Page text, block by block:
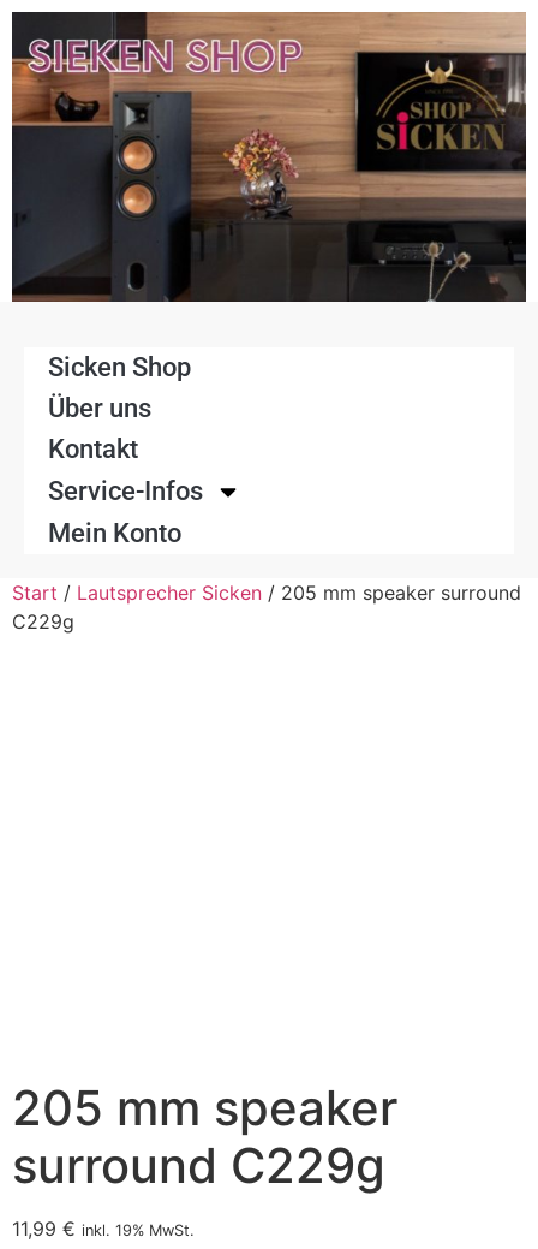
Sicken Shop
Über uns
Kontakt
Service-Infos
Mein Konto
Start / Lautsprecher Sicken / 205 mm speaker surround
C229g
205 mm speaker
surround C229g
11,99 € inkl. 19% MwSt.